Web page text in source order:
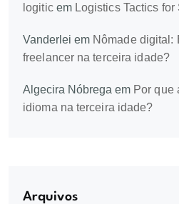
logiticem Logistics Tactics
Vanderlei em Nômade digital:
freelancer na terceira idade?
Algecira Nóbrega em Por que
idioma na terceira idade?
Arquivos